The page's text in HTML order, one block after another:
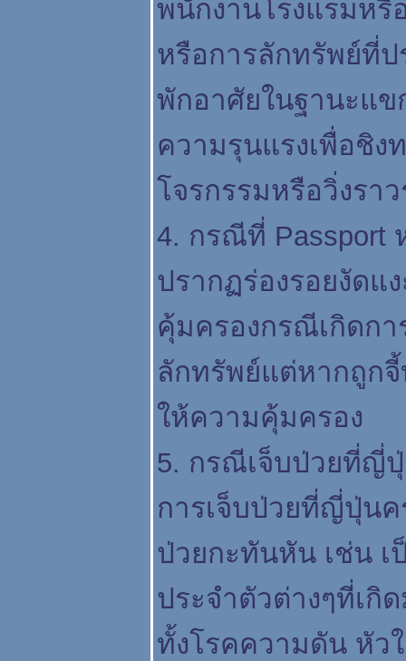
พนักงานโรงแรมห
หรือการลักทรัพย์ที่ป
พักอาศัยในฐานะแ
ความรุนแรงเพื่อชิ
จรกรรมหรือวิ่งราว
4. กรณีที่ Passport
ปรากฏร่องรอยงัดแ
คุ้มครองกรณีเกิดก
ลักทรัพย์แต่หากถูก
ห้ความคุ้มครอง
5. กรณีเจ็บป่วยที่ญี่
การเจ็บป่วยที่ญี่ปุ่น
ป่วยกะทันหัน เช่น เ
ประจำตัวต่างๆที่เกิ
ทั้งโรคความดัน หัว